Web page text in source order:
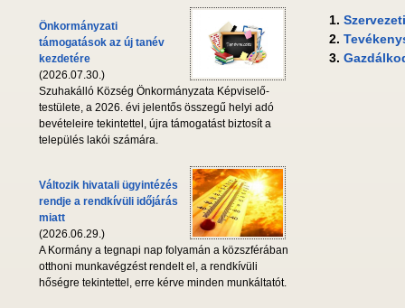
Önkormányzati
támogatások az új tanév
kezdetére
(2026.07.30.)
Szuhakálló Község Önkormányzata Képviselő-
testülete, a 2026. évi jelentős összegű helyi adó
bevételeire tekintettel, újra támogatást biztosít a
település lakói számára.
Változik hivatali ügyintézés
rendje a rendkívüli időjárás
miatt
(2026.06.29.)
A Kormány a tegnapi nap folyamán a közszférában
otthoni munkavégzést rendelt el, a rendkívüli
hőségre tekintettel, erre kérve minden munkáltatót.
1.
2.
3.